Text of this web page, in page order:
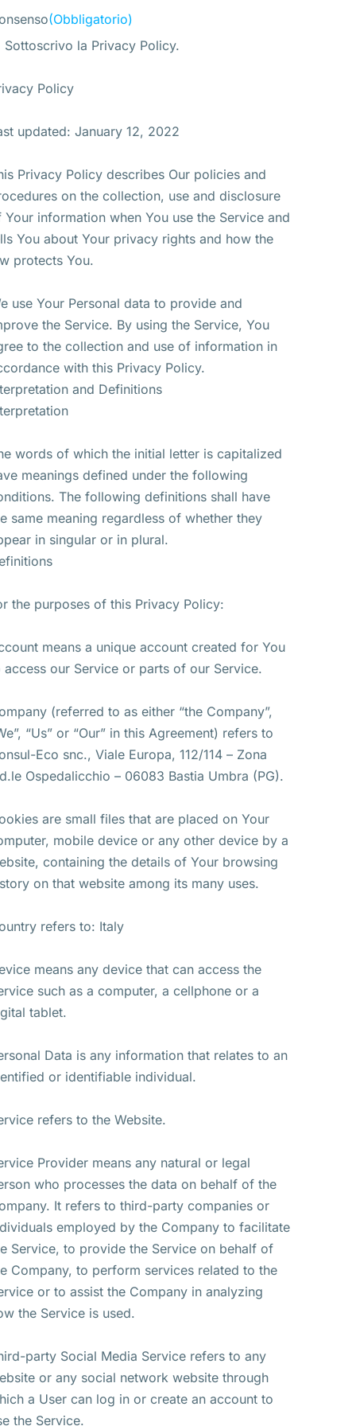
(Obbligatorio)
Sottoscrivo la Privacy Policy.
Policy
updated: January 12, 2022
Privacy Policy describes Our policies and
on the collection, use and disclosure
Your information when You use the Service and
You about Your privacy rights and how the
protects You.
use Your Personal data to provide and
the Service. By using the Service, You
to the collection and use of information in
with this Privacy Policy.
and Definitions
words of which the initial letter is capitalized
meanings defined under the following
The following definitions shall have
same meaning regardless of whether they
in singular or in plural.
the purposes of this Privacy Policy:
means a unique account created for You
access our Service or parts of our Service.
(referred to as either “the Company”,
“Us” or “Our” in this Agreement) refers to
Eco snc., Viale Europa, 112/114 – Zona
Ospedalicchio – 06083 Bastia Umbra (PG).
are small files that are placed on Your
mobile device or any other device by a
containing the details of Your browsing
on that website among its many uses.
refers to: Italy
means any device that can access the
such as a computer, a cellphone or a
tablet.
Data is any information that relates to an
or identifiable individual.
refers to the Website.
Provider means any natural or legal
who processes the data on behalf of the
It refers to third-party companies or
employed by the Company to facilitate
Service, to provide the Service on behalf of
Company, to perform services related to the
or to assist the Company in analyzing
the Service is used.
party Social Media Service refers to any
or any social network website through
a User can log in or create an account to
the Service.